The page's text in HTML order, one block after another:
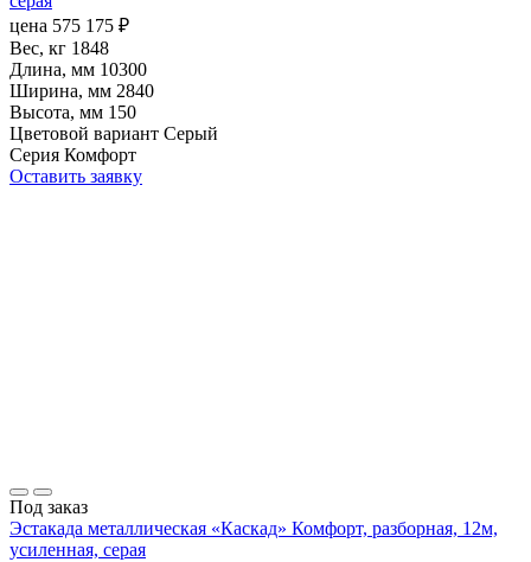
цена 575 175 ₽
Вес, кг 1848
Длина, мм 10300
Ширина, мм 2840
Высота, мм 150
Цветовой вариант Серый
Серия Комфорт
Оставить заявку
Под заказ
Эстакада металлическая «Каскад» Комфорт, разборная, 12м,
усиленная, серая